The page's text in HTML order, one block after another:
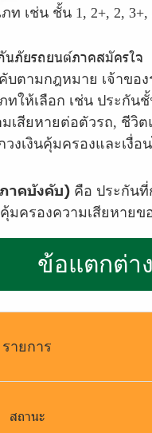
ท เช่น ชั้น 1, 2+, 2,
นภัยรถยนต์ภาคสมัครใจ
บตามกฎหมาย เจ้าขอ
ทให้เลือก เช่น ประกั
เสียหายต่อตัวรถ, ชีวิ
วงเงินคุ้มครองและเงื่
าคบังคับ) คือ ประกัน
มครองความเสียหายข
ข้อแตกต่าง
รายการ
สถานะ